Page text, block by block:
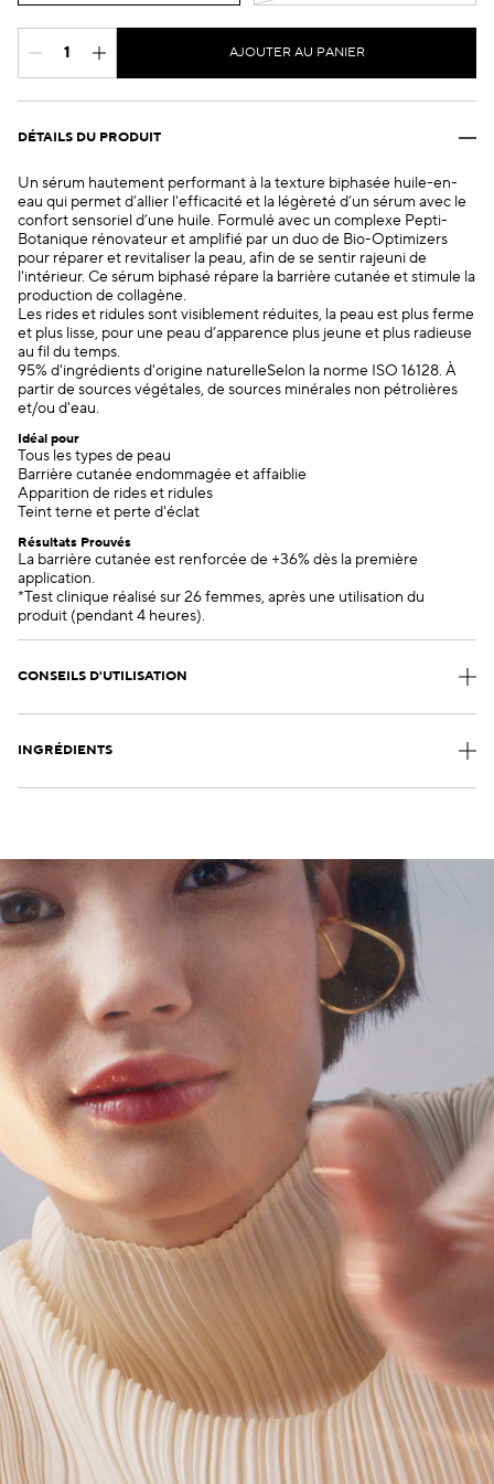
AJOUTER AU PANIER
DÉTAILS DU PRODUIT
Un sérum hautement performant à la texture biphasée huile-en-
eau qui permet d’allier l'efficacité et la légèreté d’un sérum avec le
confort sensoriel d’une huile. Formulé avec un complexe Pepti-
Botanique rénovateur et amplifié par un duo de Bio-Optimizers
pour réparer et revitaliser la peau, afin de se sentir rajeuni de
l'intérieur. Ce sérum biphasé répare la barrière cutanée et stimule la
production de collagène.
Les rides et ridules sont visiblement réduites, la peau est plus ferme
et plus lisse, pour une peau d’apparence plus jeune et plus radieuse
au fil du temps.
95% d'ingrédients d'origine naturelleSelon la norme ISO 16128. À
partir de sources végétales, de sources minérales non pétrolières
et/ou d'eau.
Idéal pour
Tous les types de peau
Barrière cutanée endommagée et affaiblie
Apparition de rides et ridules
Teint terne et perte d'éclat
Résultats Prouvés
La barrière cutanée est renforcée de +36% dès la première
application.
*Test clinique réalisé sur 26 femmes, après une utilisation du
produit (pendant 4 heures).
CONSEILS D'UTILISATION
INGRÉDIENTS